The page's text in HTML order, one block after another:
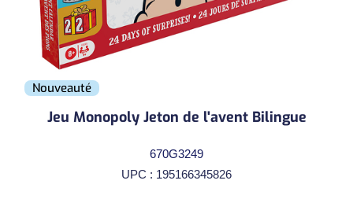
Nouveauté
Jeu Monopoly Jeton de l'avent Bilingue
670G3249
UPC : 195166345826